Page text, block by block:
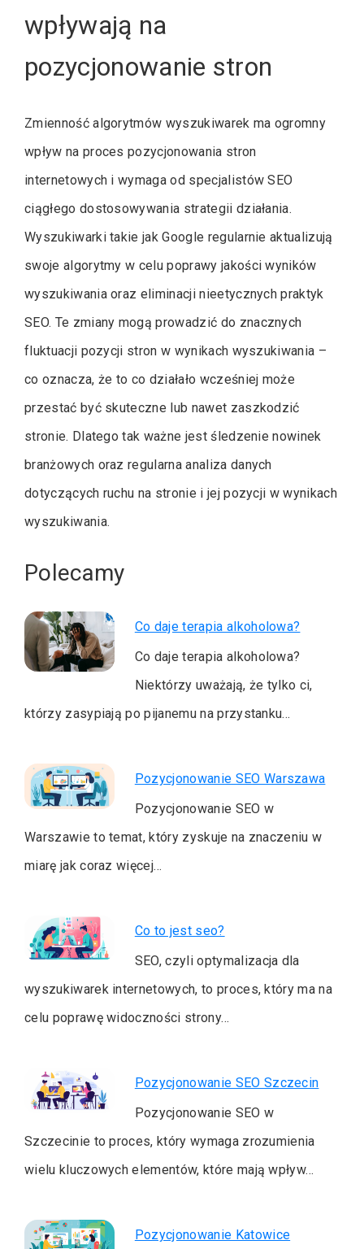
wpływają na
pozycjonowanie stron
Zmienność algorytmów wyszukiwarek ma ogromny
wpływ na proces pozycjonowania stron
internetowych i wymaga od specjalistów SEO
ciągłego dostosowywania strategii działania.
Wyszukiwarki takie jak Google regularnie aktualizują
swoje algorytmy w celu poprawy jakości wyników
wyszukiwania oraz eliminacji nieetycznych praktyk
SEO. Te zmiany mogą prowadzić do znacznych
fluktuacji pozycji stron w wynikach wyszukiwania –
co oznacza, że to co działało wcześniej może
przestać być skuteczne lub nawet zaszkodzić
stronie. Dlatego tak ważne jest śledzenie nowinek
branżowych oraz regularna analiza danych
dotyczących ruchu na stronie i jej pozycji w wynikach
wyszukiwania.
Polecamy
Co daje terapia alkoholowa?
Co daje terapia alkoholowa?
Niektórzy uważają, że tylko ci,
którzy zasypiają po pijanemu na przystanku…
Pozycjonowanie SEO Warszawa
Pozycjonowanie SEO w
Warszawie to temat, który zyskuje na znaczeniu w
miarę jak coraz więcej…
Co to jest seo?
SEO, czyli optymalizacja dla
wyszukiwarek internetowych, to proces, który ma na
celu poprawę widoczności strony…
Pozycjonowanie SEO Szczecin
Pozycjonowanie SEO w
Szczecinie to proces, który wymaga zrozumienia
wielu kluczowych elementów, które mają wpływ…
Pozycjonowanie Katowice